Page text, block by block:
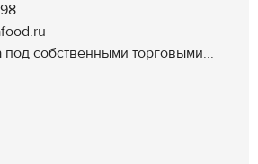
собственными торговыми...